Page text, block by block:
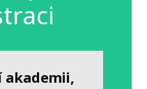
akademii,